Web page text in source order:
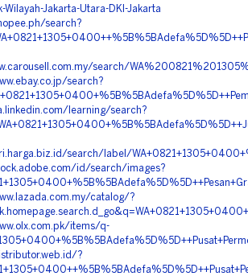
Wilayah-Jakarta-Utara-DKI-Jakarta
search?
search/
search?
learning/search?
search/label/
id/search/images?
catalog/?
items/q-
?